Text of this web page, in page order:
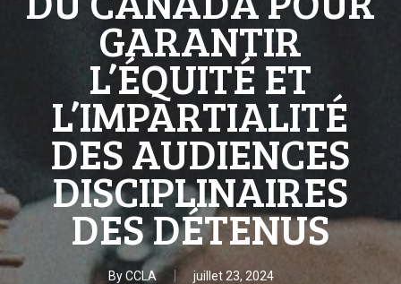
GARANTIR
L’ÉQUITÉ ET
L’IMPARTIALITÉ
DES AUDIENCES
DISCIPLINAIRES
DES DÉTENUS
By CCLA juillet 23, 2024